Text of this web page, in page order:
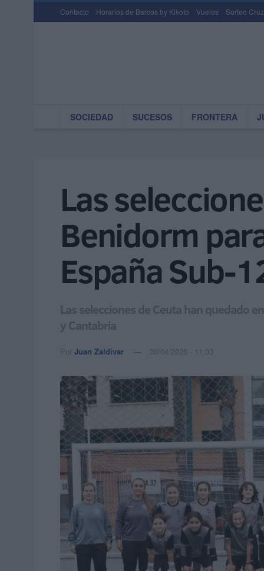
Contacto Horarios de Barcos by Kikoto Vuelos Sorteo
SOCIEDAD SUCESOS FRONTERA
Las
Benidorm
España Sub-
Las selecciones de Ceuta han quedado
y Cantabria
Por Juan Zaldívar 30/04/2026 - 11:33